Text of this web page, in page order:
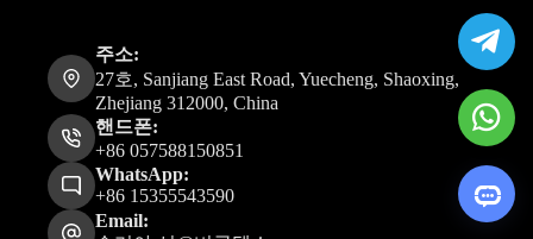
주소:
27호, Sanjiang East Road, Yuecheng, Shaoxing,
Zhejiang 312000, China
핸드폰:
+86 057588150851
WhatsApp:
+86 15355543590
Email: